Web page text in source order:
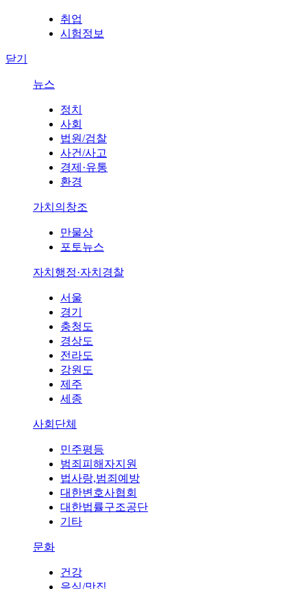
취업
시험정보
닫기
뉴스
정치
사회
법원/검찰
사건/사고
경제·유통
환경
가치의창조
만물상
포토뉴스
자치행정·자치경찰
서울
경기
충청도
경상도
전라도
강원도
제주
세종
사회단체
민주평등
범죄피해자지원
법사랑,범죄예방
대한변호사협회
대한법률구조공단
기타
문화
건강
음식/맛집